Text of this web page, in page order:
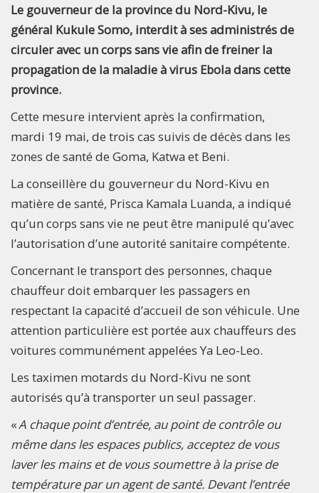
Le gouverneur de la province du Nord-Kivu, le
général Kukule Somo, interdit à ses administrés de
circuler avec un corps sans vie afin de freiner la
propagation de la maladie à virus Ebola dans cette
province.
Cette mesure intervient après la confirmation,
mardi 19 mai, de trois cas suivis de décès dans les
zones de santé de Goma, Katwa et Beni.
La conseillère du gouverneur du Nord-Kivu en
matière de santé, Prisca Kamala Luanda, a indiqué
qu’un corps sans vie ne peut être manipulé qu’avec
l’autorisation d’une autorité sanitaire compétente.
Concernant le transport des personnes, chaque
chauffeur doit embarquer les passagers en
respectant la capacité d’accueil de son véhicule. Une
attention particulière est portée aux chauffeurs des
voitures communément appelées Ya Leo-Leo.
Les taximen motards du Nord-Kivu ne sont
autorisés qu’à transporter un seul passager.
«A chaque point d’entrée, au point de contrôle ou
même dans les espaces publics, acceptez de vous
laver les mains et de vous soumettre à la prise de
température par un agent de santé. Devant l’entrée